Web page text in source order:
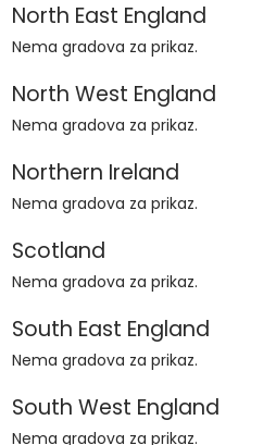
North East England
Nema gradova za prikaz.
North West England
Nema gradova za prikaz.
Northern Ireland
Nema gradova za prikaz.
Scotland
Nema gradova za prikaz.
South East England
Nema gradova za prikaz.
South West England
Nema gradova za prikaz.